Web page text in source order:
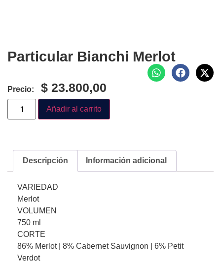
Particular Bianchi Merlot
Precio: $ 23.800,00
Añadir al carrito
Descripción Información adicional
VARIEDAD
Merlot
VOLUMEN
750 ml
CORTE
86% Merlot | 8% Cabernet Sauvignon | 6% Petit
Verdot